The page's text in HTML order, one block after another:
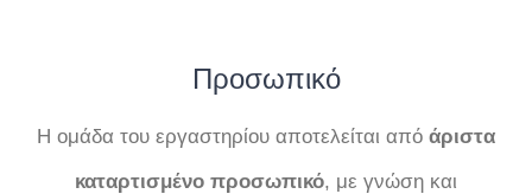
Προσωπικό
Η ομάδα του εργαστηρίου αποτελείται από άριστα
καταρτισμένο προσωπικό, με γνώση και